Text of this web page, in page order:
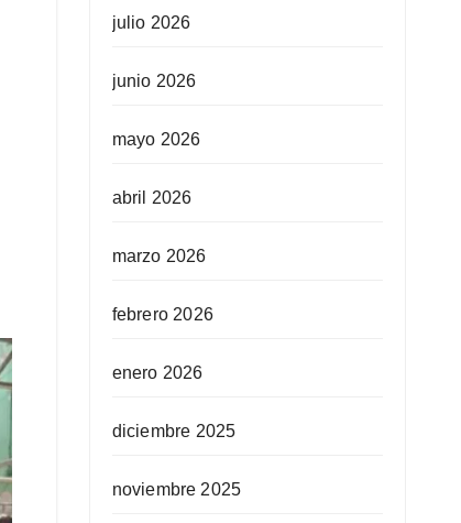
julio 2026
junio 2026
mayo 2026
abril 2026
marzo 2026
febrero 2026
enero 2026
diciembre 2025
noviembre 2025